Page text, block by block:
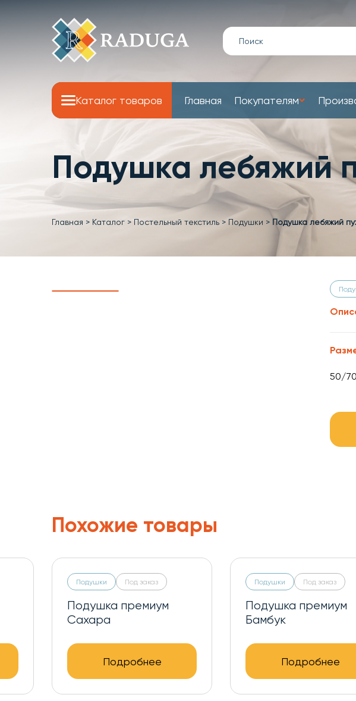
Каталог товаров Главная Покупателям
Подушка лебяжий
Главная > Каталог > Постельный текстиль > Подушки > Подушка лебяжий
50/
Похожие товары
Подушки Под заказ
Подушка премиум
Сахара
Подробнее
Подушки Под заказ
Подушка премиум
Бамбук
Подробнее